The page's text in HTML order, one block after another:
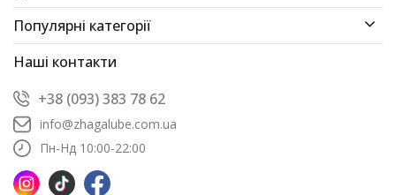
Популярні категорії
Наші контакти
+38 (093) 383 78 62
info@zhagalube.com.ua
Пн-Нд 10:00-22:00